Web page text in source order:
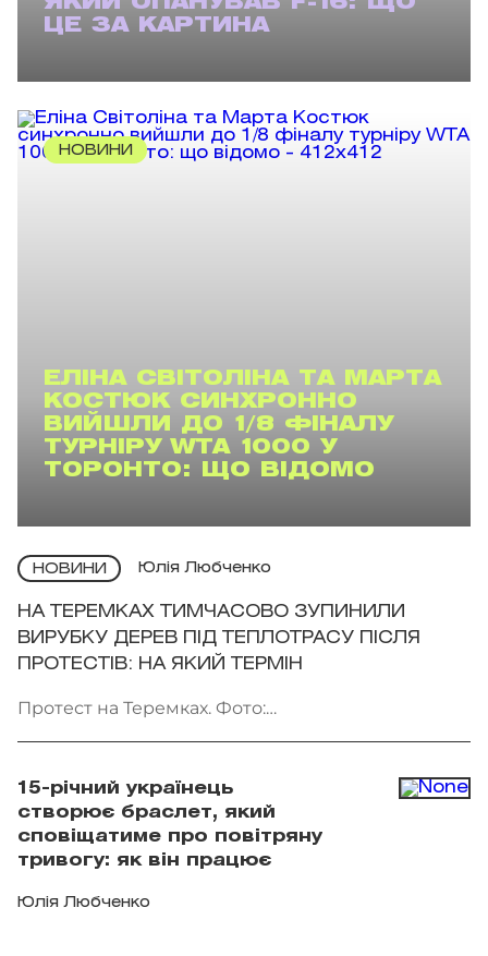
ЯКИЙ ОПАНУВАВ F-16: ЩО
ЦЕ ЗА КАРТИНА
НОВИНИ
ЕЛІНА СВІТОЛІНА ТА МАРТА
КОСТЮК СИНХРОННО
ВИЙШЛИ ДО 1/8 ФІНАЛУ
ТУРНІРУ WTA 1000 У
ТОРОНТО: ЩО ВІДОМО
НОВИНИ Юлія Любченко
НА ТЕРЕМКАХ ТИМЧАСОВО ЗУПИНИЛИ
ВИРУБКУ ДЕРЕВ ПІД ТЕПЛОТРАСУ ПІСЛЯ
ПРОТЕСТІВ: НА ЯКИЙ ТЕРМІН
Протест на Теремках. Фото:
15-річний українець
створює браслет, який
сповіщатиме про повітряну
тривогу: як він працює
Юлія Любченко